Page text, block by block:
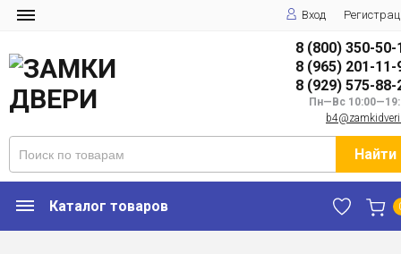
Вход
8 (800) 350-50-
8 (965) 201-11-
8 (929) 575-88-
Пн—Вс
Найти
Каталог товаров